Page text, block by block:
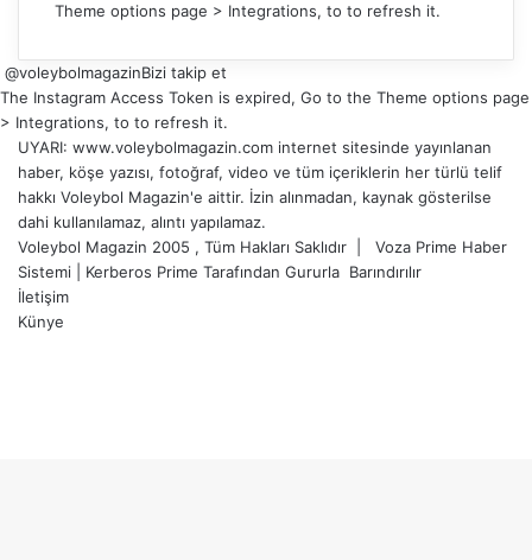
Theme options page > Integrations, to to refresh it.
@voleybolmagazinBizi takip et
The Instagram Access Token is expired, Go to the Theme options page
> Integrations, to to refresh it.
UYARI: www.voleybolmagazin.com internet sitesinde yayınlanan
haber, köşe yazısı, fotoğraf, video ve tüm içeriklerin her türlü telif
hakkı Voleybol Magazin'e aittir. İzin alınmadan, kaynak gösterilse
dahi kullanılamaz, alıntı yapılamaz.
Voleybol Magazin 2005 , Tüm Hakları Saklıdır | Voza Prime Haber
Sistemi
Kerberos Prime Tarafından Gururla Barındırılır
İletişim
Künye